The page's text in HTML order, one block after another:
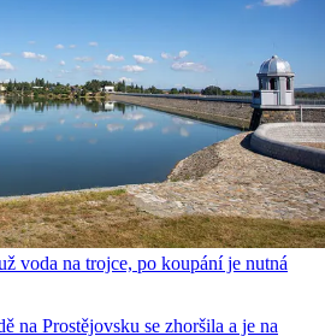
voda na trojce, po koupání je nutná
na Prostějovsku se zhoršila a je na